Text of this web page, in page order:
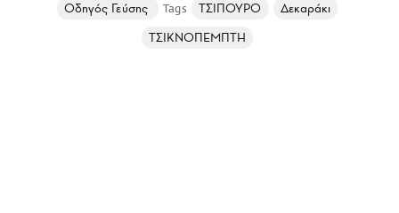
Οδηγός Γεύσης ΤΣΙΠΟΥΡΟ
Δεκαράκι
ΤΣΙΚΝΟΠΕΜΠΤΗ